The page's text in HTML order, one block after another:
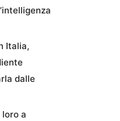
Italia,
dalle
loro a